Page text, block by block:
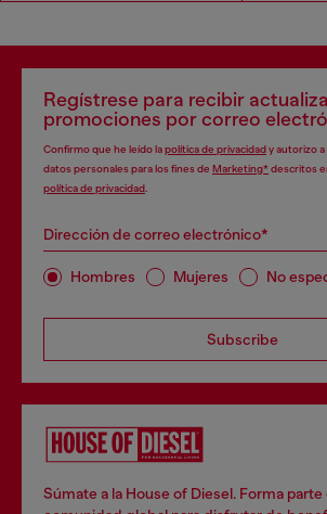
Regístrese para recibir
promociones por correo
Confirmo que he leído lapolítica de privacidady autorizo
datos personales para los fines de Marketing*descritos
política de privacidad
Dirección de correo electrónico*
Hombres Mujeres No
Subscribe
Súmate a la House of Diesel. Forma parte